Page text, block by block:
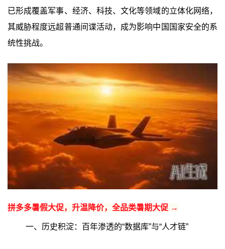
已形成覆盖军事、经济、科技、文化等领域的立体化网络，
其威胁程度远超普通间谍活动，成为影响中国国家安全的系
统性挑战。
拼多多暑假大促，升温降价，全品类暑期大促 →
一、历史积淀：百年渗透的“数据库”与“人才链”